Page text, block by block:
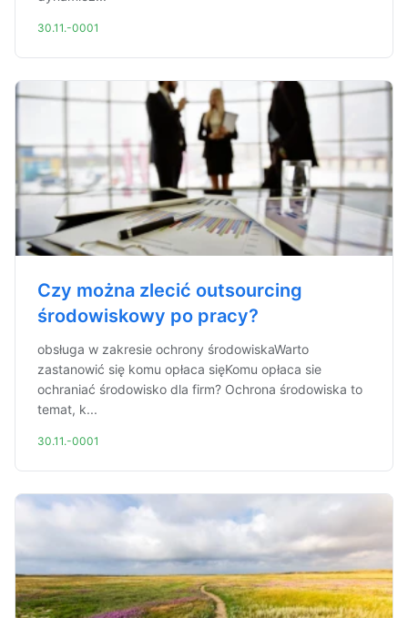
30.11.-0001
Czy można zlecić outsourcing
środowiskowy po pracy?
obsługa w zakresie ochrony środowiskaWarto
zastanowić się komu opłaca sięKomu opłaca sie
ochraniać środowisko dla firm? Ochrona środowiska to
temat, k...
30.11.-0001